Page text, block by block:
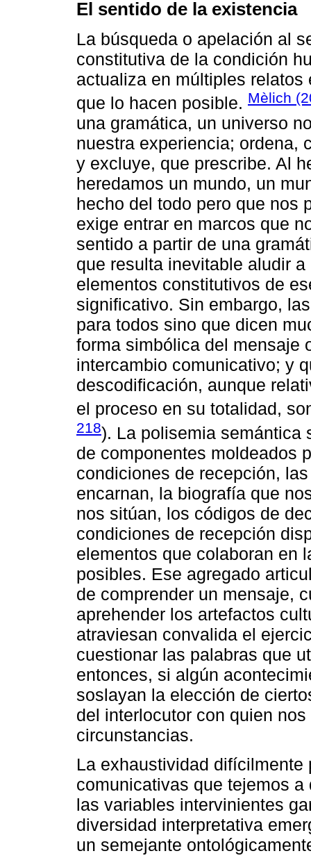
El sentido de la existencia
La búsqueda o apelación al
constitutiva de la condición
actualiza en múltiples
que lo hacen posible. Mèlich
una gramática, un universo
nuestra experiencia; ordena,
y excluye, que prescribe. Al
heredamos un mundo, un
hecho del todo pero que nos
exige entrar en marcos que
sentido a partir de una
que resulta inevitable aludir
elementos constitutivos de
significativo. Sin embargo,
para todos sino que dicen
forma simbólica del mensaje
intercambio comunicativo; y
descodificación, aunque
el proceso en su totalidad,
218). La polisemia semántica
de componentes moldeados
condiciones de recepción,
encarnan, la biografía que
nos sitúan, los códigos de
condiciones de recepción
elementos que colaboran en
posibles. Ese agregado
de comprender un mensaje,
aprehender los artefactos
atraviesan convalida el
cuestionar las palabras que
entonces, si algún
soslayan la elección de
del interlocutor con quien
circunstancias.
La exhaustividad
comunicativas que tejemos
las variables intervinientes
diversidad interpretativa
un semejante